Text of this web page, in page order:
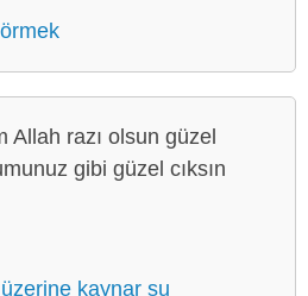
Allah razı olsun güzel
gibi güzel cıksın
kaynar su